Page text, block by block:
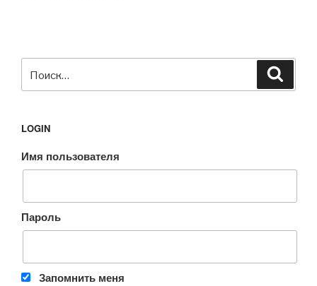
LOGIN
Имя пользователя
Пароль
Запомнить меня